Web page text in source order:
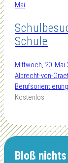
Mai
Schule
Mittwoch, 20. Mai
Albrecht-von-
Kostenlos
Bloß